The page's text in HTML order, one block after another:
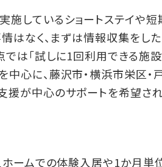
施しているショートステイや
はなく、まずは情報収集をし
は「試しに1回利用できる施設
心に、藤沢市・横浜市栄区
が中心のサポートを希望され
ホームでの体験入居や1か月